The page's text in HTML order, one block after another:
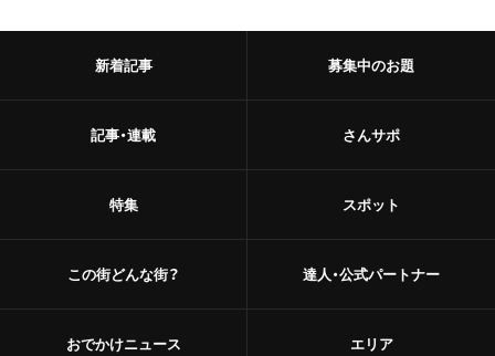
新着記事
記事・連載
特集
この街どんな街？
おでかけニュース
募集中のお題
さんサポ
スポット
達人・公式パートナー
エリア